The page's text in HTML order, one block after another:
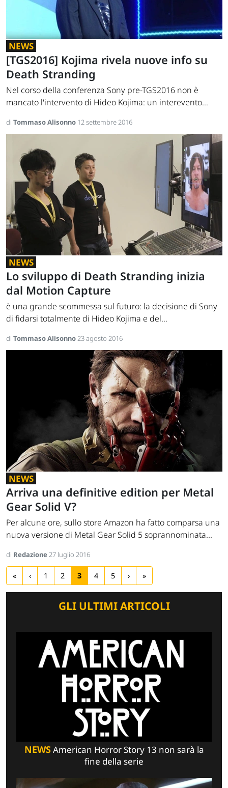
NEWS
[TGS2016] Kojima rivela nuove info su
Death Stranding
Nel corso della conferenza Sony pre-TGS2016 non è
mancato l'intervento di Hideo Kojima: un interevento...
di Tommaso Alisonno 12 settembre 2016
NEWS
Lo sviluppo di Death Stranding inizia
dal Motion Capture
è una grande scommessa sul futuro: la decisione di Sony
di fidarsi totalmente di Hideo Kojima e del...
di Tommaso Alisonno23 agosto 2016
NEWS
Arriva una definitive edition per Metal
Gear Solid V?
Per alcune ore, sullo store Amazon ha fatto comparsa una
nuova versione di Metal Gear Solid 5 soprannominata...
di Redazione27 luglio 2016
« ‹ 1 2 3 4 5 › »
GLI ULTIMI ARTICOLI
NEWSAmerican Horror Story 13 non sarà la
fine della serie